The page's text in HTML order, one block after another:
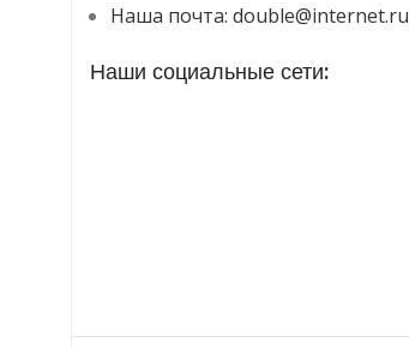
Наша почта: double@internet.ru
Наши социальные сети: